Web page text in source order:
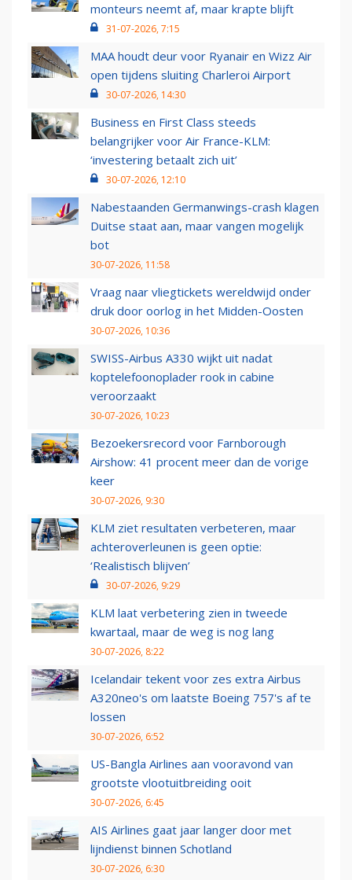
monteurs neemt af, maar krapte blijft
31-07-2026, 7:15
MAA houdt deur voor Ryanair en Wizz Air
open tijdens sluiting Charleroi Airport
30-07-2026, 14:30
Business en First Class steeds
belangrijker voor Air France-KLM:
‘investering betaalt zich uit’
30-07-2026, 12:10
Nabestaanden Germanwings-crash klagen
Duitse staat aan, maar vangen mogelijk
bot
30-07-2026, 11:58
Vraag naar vliegtickets wereldwijd onder
druk door oorlog in het Midden-Oosten
30-07-2026, 10:36
SWISS-Airbus A330 wijkt uit nadat
koptelefoonoplader rook in cabine
veroorzaakt
30-07-2026, 10:23
Bezoekersrecord voor Farnborough
Airshow: 41 procent meer dan de vorige
keer
30-07-2026, 9:30
KLM ziet resultaten verbeteren, maar
achteroverleunen is geen optie:
‘Realistisch blijven’
30-07-2026, 9:29
KLM laat verbetering zien in tweede
kwartaal, maar de weg is nog lang
30-07-2026, 8:22
Icelandair tekent voor zes extra Airbus
A320neo's om laatste Boeing 757's af te
lossen
30-07-2026, 6:52
US-Bangla Airlines aan vooravond van
grootste vlootuitbreiding ooit
30-07-2026, 6:45
AIS Airlines gaat jaar langer door met
lijndienst binnen Schotland
30-07-2026, 6:30